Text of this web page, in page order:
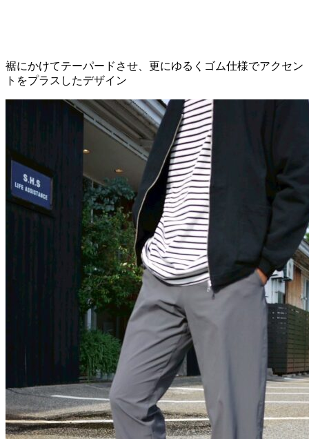
裾にかけてテーパードさせ、更にゆるくゴム仕様でアクセン
トをプラスしたデザイン